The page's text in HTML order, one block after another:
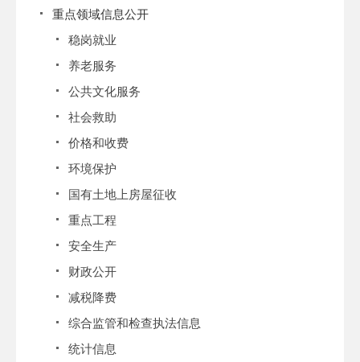
重点领域信息公开
稳岗就业
养老服务
公共文化服务
社会救助
价格和收费
环境保护
国有土地上房屋征收
重点工程
安全生产
财政公开
减税降费
综合监管和检查执法信息
统计信息